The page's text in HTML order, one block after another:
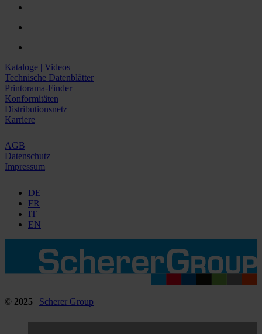
Kataloge | Videos
Technische Datenblätter
Printorama-Finder
Konformitäten
Distributionsnetz
Karriere
AGB
Datenschutz
Impressum
DE
FR
IT
EN
© 2025 | Scherer Group